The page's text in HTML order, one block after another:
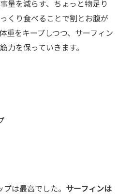
量を減らす、ちょっと物足り
くり食べることで割とお腹が
重をキープしつつ、サーフィン
力を保っていきます。
は最高でした。 サーフィンは